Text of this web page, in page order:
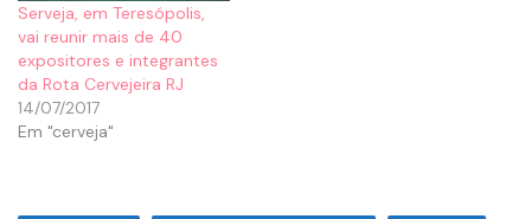
Serveja, em Teresópolis,
vai reunir mais de 40
expositores e integrantes
da Rota Cervejeira RJ
14/07/2017
Em "cerveja"